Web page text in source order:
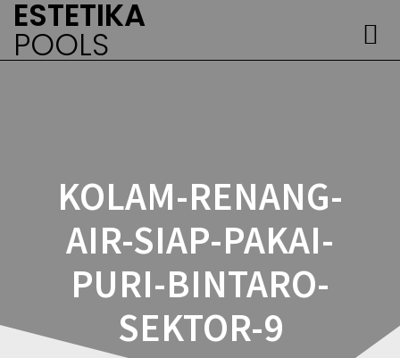
ESTETIKA
POOLS
KOLAM-RENANG-
AIR-SIAP-PAKAI-
PURI-BINTARO-
SEKTOR-9